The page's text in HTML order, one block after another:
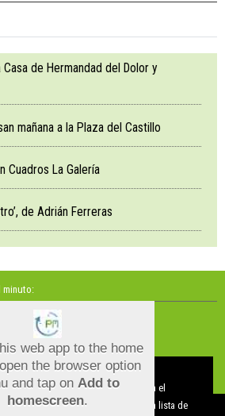
de Hermandad del Dolor y
mañana a la Plaza del Castillo
Cuadros La Galería
de Adrián Ferreras
minuto:
GALERÍAS DE VÍDEOS
NOSOTROS
CONTACTO
web app to the home
the browser option
and tap on Add to
homescreen.
el Uso de cookies:
cookies nuestras y de terceros para el
del digital. Puedes consultar la lista de